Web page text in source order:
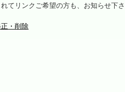
てリンクご希望の方も、お知らせ下さ
・削除